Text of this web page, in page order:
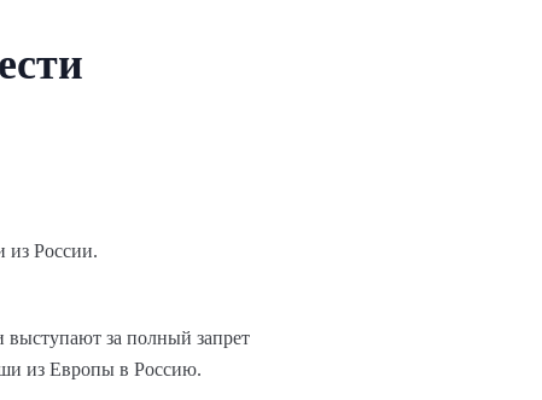
из России.
за полный запрет
из Европы в Россию.